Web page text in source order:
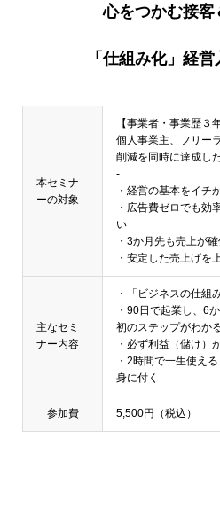
心をつかむ接客
「仕組み化」経
本セミナ
ーの対象
【事業者・事業歴３
個人事業主、フリー
削減を同時に達成し
-
・経営の基本をイチ
・広告費ゼロでも効
い
・3か月先も売上が
・安定した売上げを
主なセミ
ナー内容
・「ビジネスの仕組
・90日で起業し、6
初のステップがわか
・必ず利益（儲け）
・2時間で一生使え
身に付く
参加費 5,500円（税込）